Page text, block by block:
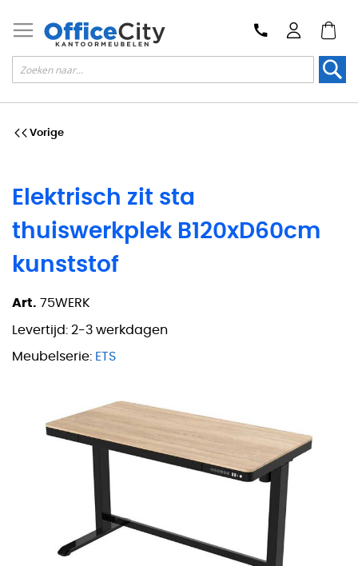
Elektrisch zit sta
thuiswerkplek B120xD60cm
kunststof
Art. 75WERK
Levertijd: 2-3 werkdagen
Meubelserie: ETS
Vorige